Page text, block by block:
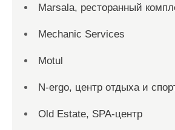
Marsala, ресторанный
Mechanic Services
Motul
N-ergo, центр отдыха и
Old Estate, SPA-центр